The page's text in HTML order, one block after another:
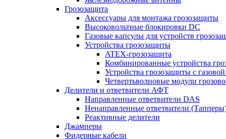
Грозозащита
Аксессуары для монтажа грозозащиты
Высоковольтные блокировки DC
Газовые капсулы для устройств
Устройства грозозащиты
ATEX-грозозащита
Комбинированные устройства
Устройства грозозащиты с
Четвертьволновые модули
Делители и ответвители АФТ
Направленные ответвители DAS
Ненаправленные ответвители
Реактивные делители
Джамперы
Фидерные кабели